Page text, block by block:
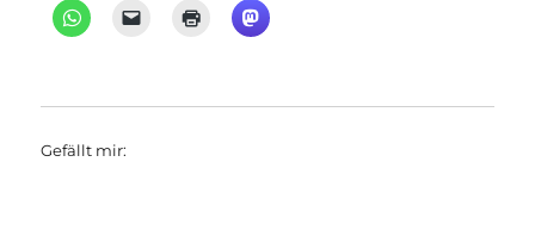
Gefällt mir: